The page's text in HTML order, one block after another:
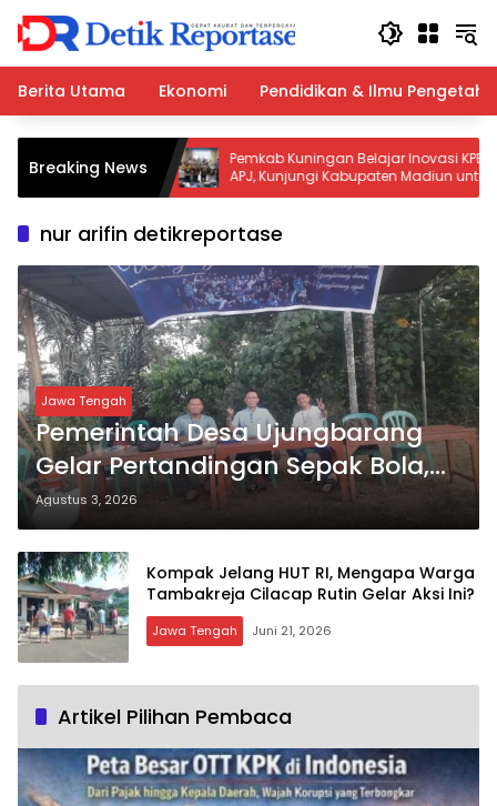
Langsung
konten
Berita Utama
Ekonomi Pendidikan & Ilmu
Breaking News
Terbakar:
Pemkab Kuningan Belajar Inovasi KPBU
APJ, Kunjungi Kabupaten Madiun untuk
Genjot Infrastruktur
nur arifin detikreportase
Jawa Tengah
Pemerintah Desa Ujungbarang
Gelar Pertandingan Sepak Bola,
Cari Bibit Unggul Hingga Tingkat
Nasional
Agustus 3, 2026
Kompak Jelang HUT RI, Mengapa Warga
Tambakreja Cilacap Rutin Gelar Aksi Ini?
Jawa Tengah Juni 21, 2026
Artikel Pilihan Pembaca